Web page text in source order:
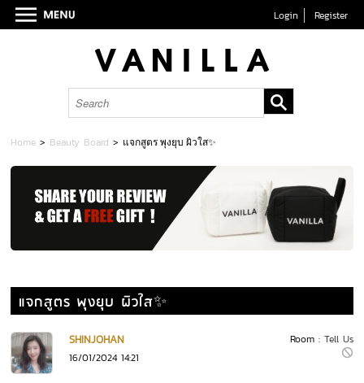
Login Register
Home > Beauty Board > แจกสูตร พุงยุบ ผิวใส✨
แจกสูตร พุงยุบ ผิวใส✨
Room : Tell Us
SHINJOHAN
16/01/2024 14:21